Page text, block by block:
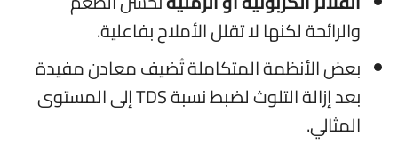
والرائحة لكنها لا تقلل الأملاح بفاعلية.
بعض الأنظمة المتكاملة تُضيف معادن مفيدة
بعد إزالة التلوث لضبط نسبة TDS إلى المستوى
المثالي.